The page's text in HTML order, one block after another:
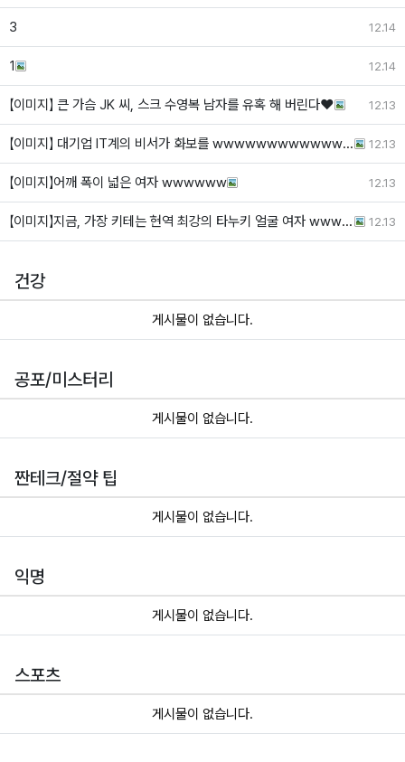
3 12.14
1 12.14
【이미지】 큰 가슴 JK 씨, 스크 수영복 남자를 유혹 해 버린다❤ 12.13
【이미지】 대기업 IT계의 비서가 화보를 wwwwwwwwwwwwwwwww… 12.13
【이미지】어깨 폭이 넓은 여자 wwwwww 12.13
【이미지】지금, 가장 키테는 현역 최강의 타누키 얼굴 여자 wwwwww 12.13
건강
게시물이 없습니다.
공포/미스터리
게시물이 없습니다.
짠테크/절약 팁
게시물이 없습니다.
익명
게시물이 없습니다.
스포츠
게시물이 없습니다.